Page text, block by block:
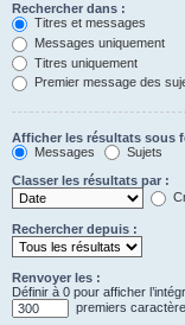
Rechercher dans :
Titres et messages
Messages uniquement
Titres uniquement
Premier message des
Afficher les résultats sous
Messages
Sujets
Classer les résultats par :
Rechercher depuis :
Renvoyer les :
Définir à 0 pour afficher
premiers